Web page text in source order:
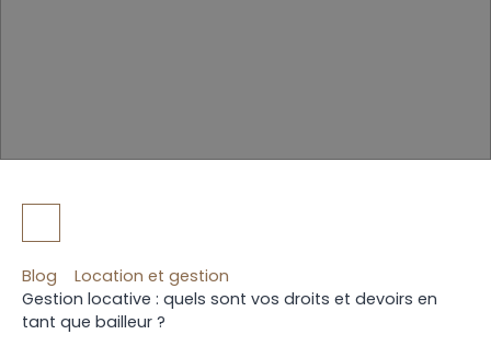
Blog
Location et gestion
Gestion locative : quels sont vos droits et devoirs en
tant que bailleur ?